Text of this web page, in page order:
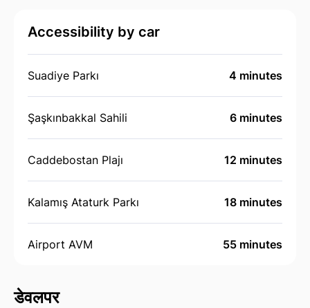
Accessibility by car
Suadiye Parkı 4 minutes
Şaşkınbakkal Sahili 6 minutes
Caddebostan Plajı 12 minutes
Kalamış Ataturk Parkı 18 minutes
Airport AVM 55 minutes
डेवलपर